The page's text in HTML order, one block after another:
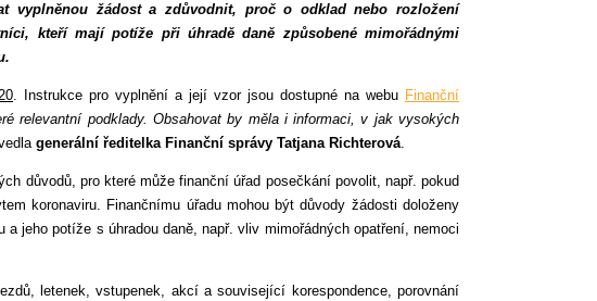
vyplněnou žádost a zdůvodnit, proč o odklad nebo rozložení
kteří mají potíže při úhradě daně způsobené mimořádnými
. Instrukce pro vyplnění a její vzor jsou dostupné na webu Finanční
relevantní podklady. Obsahovat by měla i informaci, v jak vysokých
generální ředitelka Finanční správy Tatjana Richterová.
důvodů, pro které může finanční úřad posečkání povolit, např. pokud
koronaviru. Finančnímu úřadu mohou být důvody žádosti doloženy
jeho potíže s úhradou daně, např. vliv mimořádných opatření, nemoci
letenek, vstupenek, akcí a související korespondence, porovnání